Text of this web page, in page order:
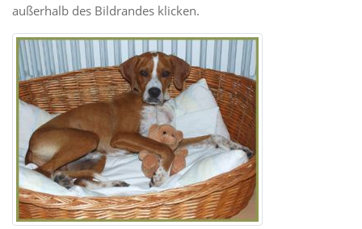
außerhalb des Bildrandes klicken.